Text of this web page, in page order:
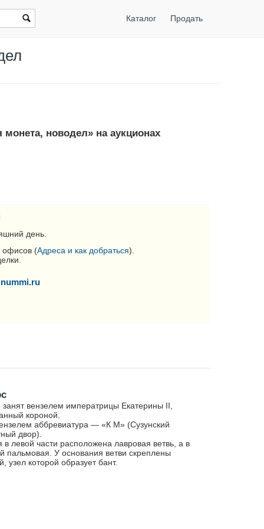
Каталог Продать
новодел» на аукционах
день.
офисов (Адреса и как добраться).
занят вензелем императрицы Екатерины II,
короной.
аббревиатура — «К М» (Сузунский
двор).
в левой части расположена лавровая ветвь, а в
пальмовая. У основания ветви скреплены
узел которой образует бант.